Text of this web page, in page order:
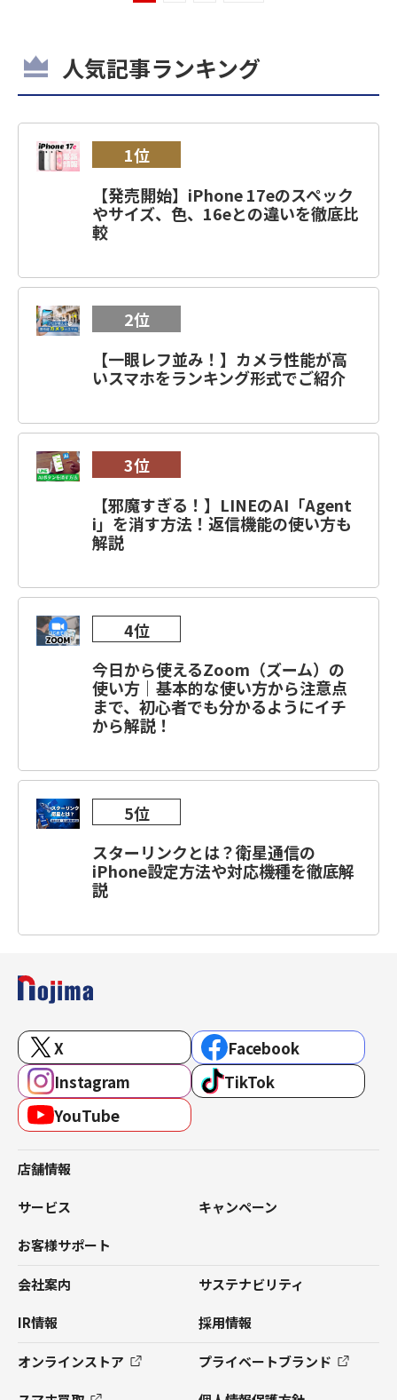
人気記事ランキング
1位
【発売開始】iPhone 17eのスペック
やサイズ、色、16eとの違いを徹底比
較
2位
【一眼レフ並み！】カメラ性能が高
いスマホをランキング形式でご紹介
3位
【邪魔すぎる！】LINEのAI「Agent
i」を消す方法！返信機能の使い方も
解説
4位
今日から使えるZoom（ズーム）の
使い方｜基本的な使い方から注意点
まで、初心者でも分かるようにイチ
から解説！
5位
スターリンクとは？衛星通信の
iPhone設定方法や対応機種を徹底解
説
X
Facebook
Instagram
TikTok
YouTube
店舗情報
サービス キャンペーン
お客様サポート
会社案内 サステナビリティ
IR情報 採用情報
オンラインストア プライベートブランド